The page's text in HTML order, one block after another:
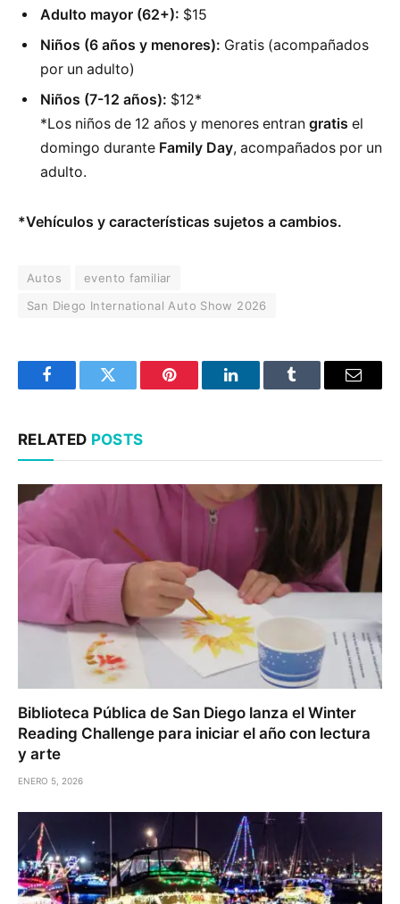
Adulto mayor (62+): $15
Niños (6 años y menores): Gratis (acompañados
por un adulto)
Niños (7-12 años): $12*
*Los niños de 12 años y menores entran gratis el
domingo durante Family Day, acompañados por un
adulto.
*Vehículos y características sujetos a cambios.
Autos
evento familiar
San Diego International Auto Show 2026
FacebookTwitter Pinterest LinkedInTumblr Email
RELATED POSTS
Biblioteca Pública de San Diego lanza el Winter
Reading Challenge para iniciar el año con lectura
y arte
ENERO 5, 2026